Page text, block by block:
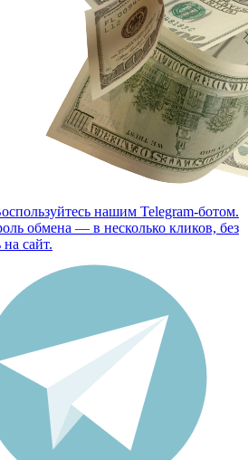
нашим Telegram-ботом.
обмена — в несколько кликов, без
сайт.